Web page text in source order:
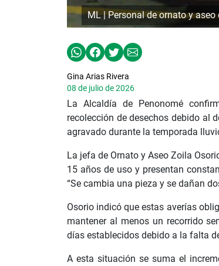
ML | Personal de ornato y
Gina Arias Rivera
08 de julio de 2026
La Alcaldía de Penonomé
recolección de desechos debido al
agravado durante la temporada
La jefa de Ornato y Aseo Zoila
15 años de uso y presentan
“Se cambia una pieza y se dañan
Osorio indicó que estas averías
mantener al menos un recorrido
días establecidos debido a la falta
A esta situación se suma el